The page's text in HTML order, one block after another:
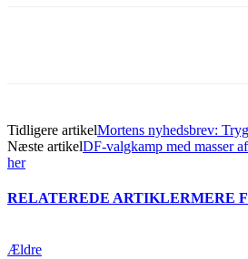
Tidligere artikelMortens nyhedsbrev:
Næste artikelDF-valgkamp med masser
her
RELATEREDE ARTIKLERMERE
Ældre